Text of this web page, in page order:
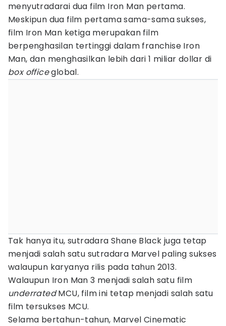
menyutradarai dua film Iron Man pertama.
Meskipun dua film pertama sama-sama sukses,
film Iron Man ketiga merupakan film
berpenghasilan tertinggi dalam franchise Iron
Man, dan menghasilkan lebih dari 1 miliar dollar di
box officeglobal.
Tak hanya itu, sutradara Shane Black juga tetap
menjadi salah satu sutradara Marvel paling sukses
walaupun karyanya rilis pada tahun 2013.
Walaupun Iron Man 3 menjadi salah satu film
underratedMCU, film ini tetap menjadi salah satu
film tersukses MCU.
Selama bertahun-tahun, Marvel Cinematic